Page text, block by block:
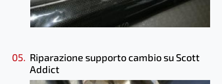
05. Riparazione supporto cambio su Scott
Addict